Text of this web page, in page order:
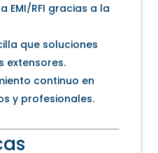
EMI/RFI gracias a la
que soluciones
extensores.
continuo en
y profesionales.